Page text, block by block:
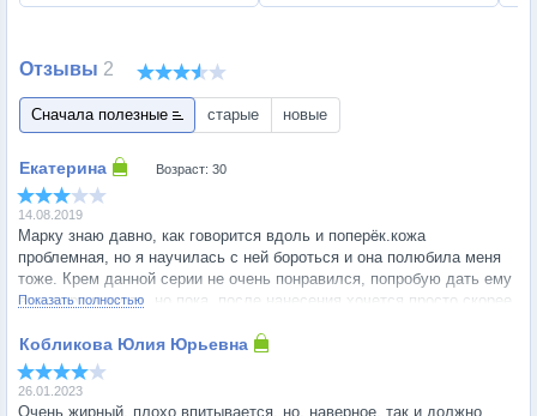
Отзывы 2
Сначала полезные старые новые
Возраст: 30
14.08.2019
Марку знаю давно, как говорится вдоль и поперёк.кожа
проблемная, но я научилась с ней бороться и она полюбила меня
тоже. Крем данной серии не очень понравился, попробую дать ему
еще пару шансов, но пока, после нанесения хочется просто скорее
вазелин и ничего больше! Второй раз не куплю точно.
Показать полностью
26.01.2023
Очень жирный, плохо впитывается, но, наверное, так и должно